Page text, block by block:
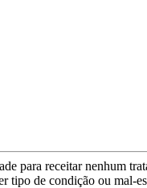
para receitar nenhum
tipo de condição ou mal-